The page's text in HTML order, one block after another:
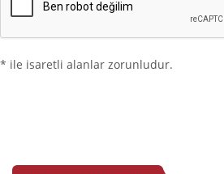
* ile isaretli alanlar zorunludur.